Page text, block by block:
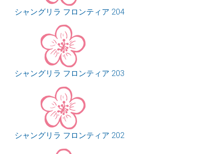
シャングリラ フロンティア 204
シャングリラ フロンティア 203
シャングリラ フロンティア 202